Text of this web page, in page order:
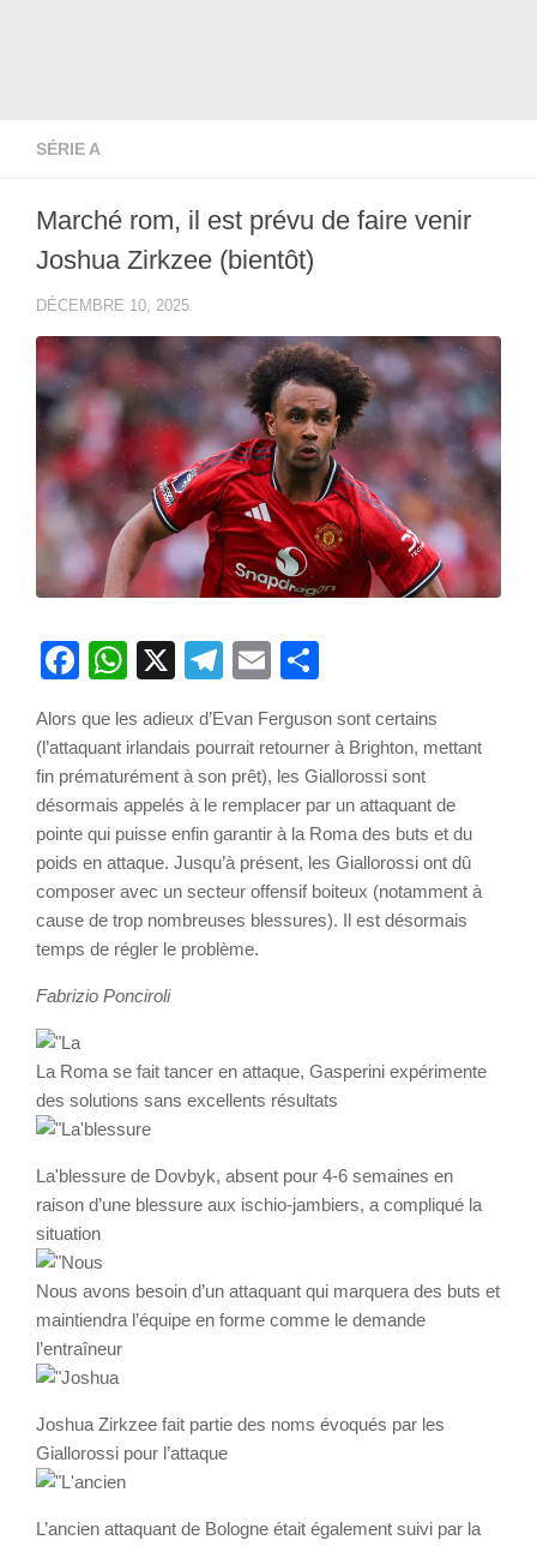
SÉRIE A
Marché rom, il est prévu de faire venir
Joshua Zirkzee (bientôt)
DÉCEMBRE 10, 2025
Facebook
WhatsApp
X Telegram
Email
Alors que les adieux d’Evan Ferguson sont certains
(l’attaquant irlandais pourrait retourner à Brighton, mettant
fin prématurément à son prêt), les Giallorossi sont
désormais appelés à le remplacer par un attaquant de
pointe qui puisse enfin garantir à la Roma des buts et du
poids en attaque. Jusqu’à présent, les Giallorossi ont dû
composer avec un secteur offensif boiteux (notamment à
cause de trop nombreuses blessures). Il est désormais
temps de régler le problème.
Fabrizio Ponciroli
La Roma se fait tancer en attaque, Gasperini expérimente
des solutions sans excellents résultats
La'blessure de Dovbyk, absent pour 4-6 semaines en
raison d’une blessure aux ischio-jambiers, a compliqué la
situation
Nous avons besoin d’un attaquant qui marquera des buts et
maintiendra l’équipe en forme comme le demande
l’entraîneur
Joshua Zirkzee fait partie des noms évoqués par les
Giallorossi pour l’attaque
L’ancien attaquant de Bologne était également suivi par la